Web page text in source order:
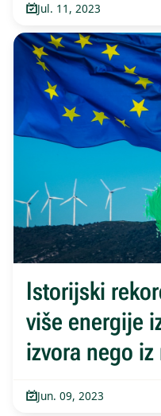
Jul. 11, 2023
Istorijski
više energije
izvora nego
Jun. 09, 2023